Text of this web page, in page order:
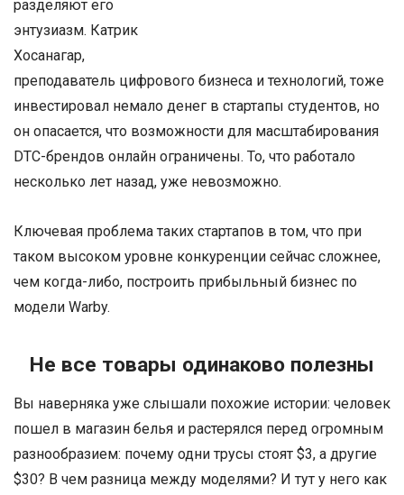
разделяют его
энтузиазм. Катрик
Хосанагар,
преподаватель цифрового бизнеса и технологий, тоже
инвестировал немало денег в стартапы студентов, но
он опасается, что возможности для масштабирования
DTC-брендов онлайн ограничены. То, что работало
несколько лет назад, уже невозможно.
Ключевая проблема таких стартапов в том, что при
таком высоком уровне конкуренции сейчас сложнее,
чем когда-либо, построить прибыльный бизнес по
модели Warby.
Не все товары одинаково полезны
Вы наверняка уже слышали похожие истории: человек
пошел в магазин белья и растерялся перед огромным
разнообразием: почему одни трусы стоят $3, а другие
$30? В чем разница между моделями? И тут у него как